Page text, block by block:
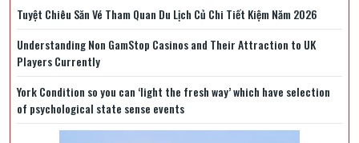
Tuyệt Chiêu Săn Vé Tham Quan Du Lịch Củ Chi Tiết Kiệm Năm 2026
Understanding Non GamStop Casinos and Their Attraction to UK
Players Currently
York Condition so you can ‘light the fresh way’ which have selection
of psychological state sense events